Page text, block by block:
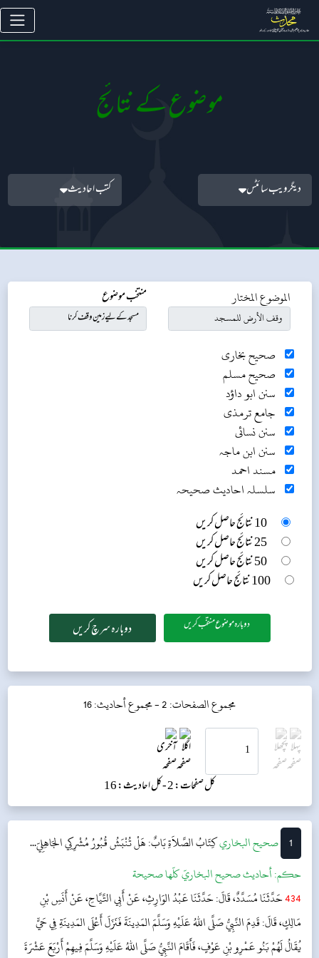
موضوع کے نتائج
دیگر ویب سائٹس کتب احادیث
الموضوع المختار منتخب موضوع
صحیح بخاری
صحیح مسلم
سنن ابو داؤد
جامع ترمذی
سنن نسائی
سنن ابن ماجہ
مسند احمد
سلسلہ احادیث صحیحہ
10 نتائج حاصل کریں
25 نتائج حاصل کریں
50 نتائج حاصل کریں
100 نتائج حاصل کریں
دوبارہ موضوع منتخب کریں
مجموع الصفحات: 2 - مجموع أحاديث: 16
کل صفحات: 2 - کل احادیث: 16
1 ‌‌صحيح البخاريكِتَابُ الصَّلاَةِبَابٌ: هَلْ تُنْبَشُ قُبُورُ مُشْرِكِي الجَاهِلِيّ...
حکم:أحاديث صحيح البخاريّ كلّها صحيحة
434حَدَّثَنَا مُسَدَّدٌ، قَالَ: حَدَّثَنَا عَبْدُ الوَارِثِ، عَنْ أَبِي التَّيَّاحِ، عَنْ أَنَسِ بْنِ
مَالِكٍ، قَالَ: قَدِمَ النَّبِيُّ صَلَّى اللهُ عَلَيْهِ وَسَلَّمَ المَدِينَةَ فَنَزَلَ أَعْلَى المَدِينَةِ فِي حَيٍّ
يُقَالُ لَهُمْ بَنُو عَمْرِو بْنِ عَوْفٍ، فَأَقَامَ النَّبِيُّ صَلَّى اللهُ عَلَيْهِ وَسَلَّمَ فِيهِمْ أَرْبَعَ عَشْرَةَ